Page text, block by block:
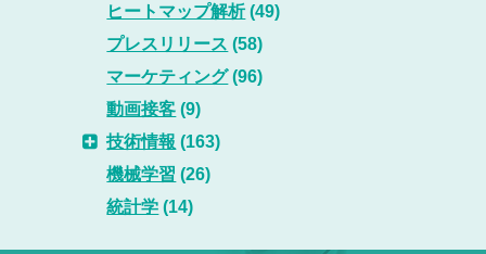
ヒートマップ解析(49)
プレスリリース (58)
マーケティング(96)
動画接客 (9)
技術情報 (163)
機械学習 (26)
統計学 (14)